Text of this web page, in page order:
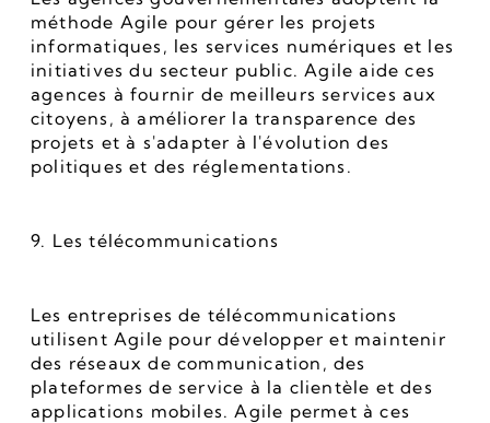
méthode Agile pour gérer les projets
informatiques, les services numériques et les
initiatives du secteur public. Agile aide ces
agences à fournir de meilleurs services aux
citoyens, à améliorer la transparence des
projets et à s'adapter à l'évolution des
politiques et des réglementations.
9. Les télécommunications
Les entreprises de télécommunications
utilisent Agile pour développer et maintenir
des réseaux de communication, des
plateformes de service à la clientèle et des
applications mobiles. Agile permet à ces